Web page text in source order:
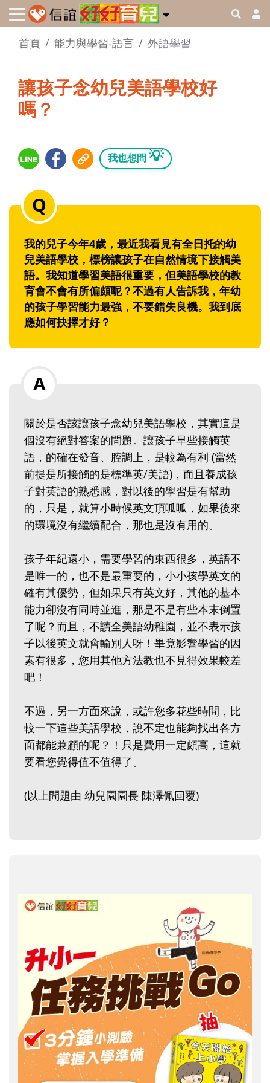
首頁 能力與學習-語言 外語學習
讓孩子念幼兒美語學校好
嗎？
我也想問 💡
我的兒子今年4歲，最近我看見有全日托的幼
兒美語學校，標榜讓孩子在自然情境下接觸美
語。我知道學習美語很重要，但美語學校的教
育會不會有所偏頗呢？不過有人告訴我，年幼
的孩子學習能力最強，不要錯失良機。我到底
應如何抉擇才好？
關於是否該讓孩子念幼兒美語學校，其實這是
個沒有絕對答案的問題。讓孩子早些接觸英
語，的確在發音、腔調上，是較為有利 (當然
前提是所接觸的是標準英/美語)，而且養成孩
子對英語的熟悉感，對以後的學習是有幫助
的，只是，就算小時候英文頂呱呱，如果後來
的環境沒有繼續配合，那也是沒有用的。
孩子年紀還小，需要學習的東西很多，英語不
是唯一的，也不是最重要的，小小孩學英文的
確有其優勢，但如果只有英文好，其他的基本
能力卻沒有同時並進，那是不是有些本末倒置
了呢？而且，不讀全美語幼稚園，並不表示孩
子以後英文就會輸別人呀！畢竟影響學習的因
素有很多，您用其他方法教也不見得效果較差
吧！
不過，另一方面來說，或許您多花些時間，比
較一下這些美語學校，說不定也能夠找出各方
面都能兼顧的呢？！只是費用一定頗高，這就
要看您覺得值不值得了。
(以上問題由 幼兒園園長 陳澤佩回覆)